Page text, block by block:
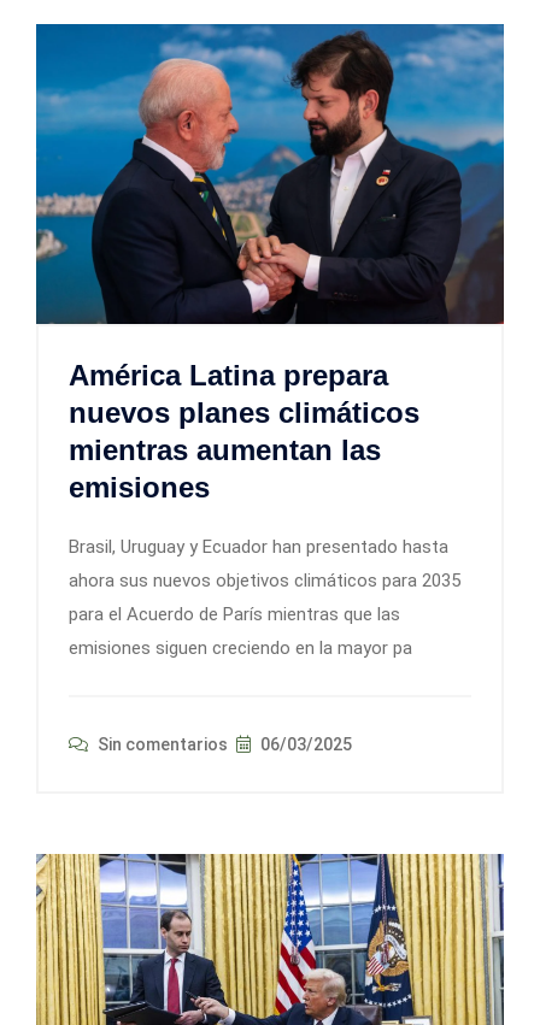
América Latina prepara
nuevos planes climáticos
mientras aumentan las
emisiones
Brasil, Uruguay y Ecuador han presentado hasta
ahora sus nuevos objetivos climáticos para 2035
para el Acuerdo de París mientras que las
emisiones siguen creciendo en la mayor pa
Sin comentarios 06/03/2025